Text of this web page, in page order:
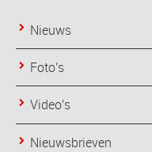
Nieuws
Foto's
Video's
Nieuwsbrieven